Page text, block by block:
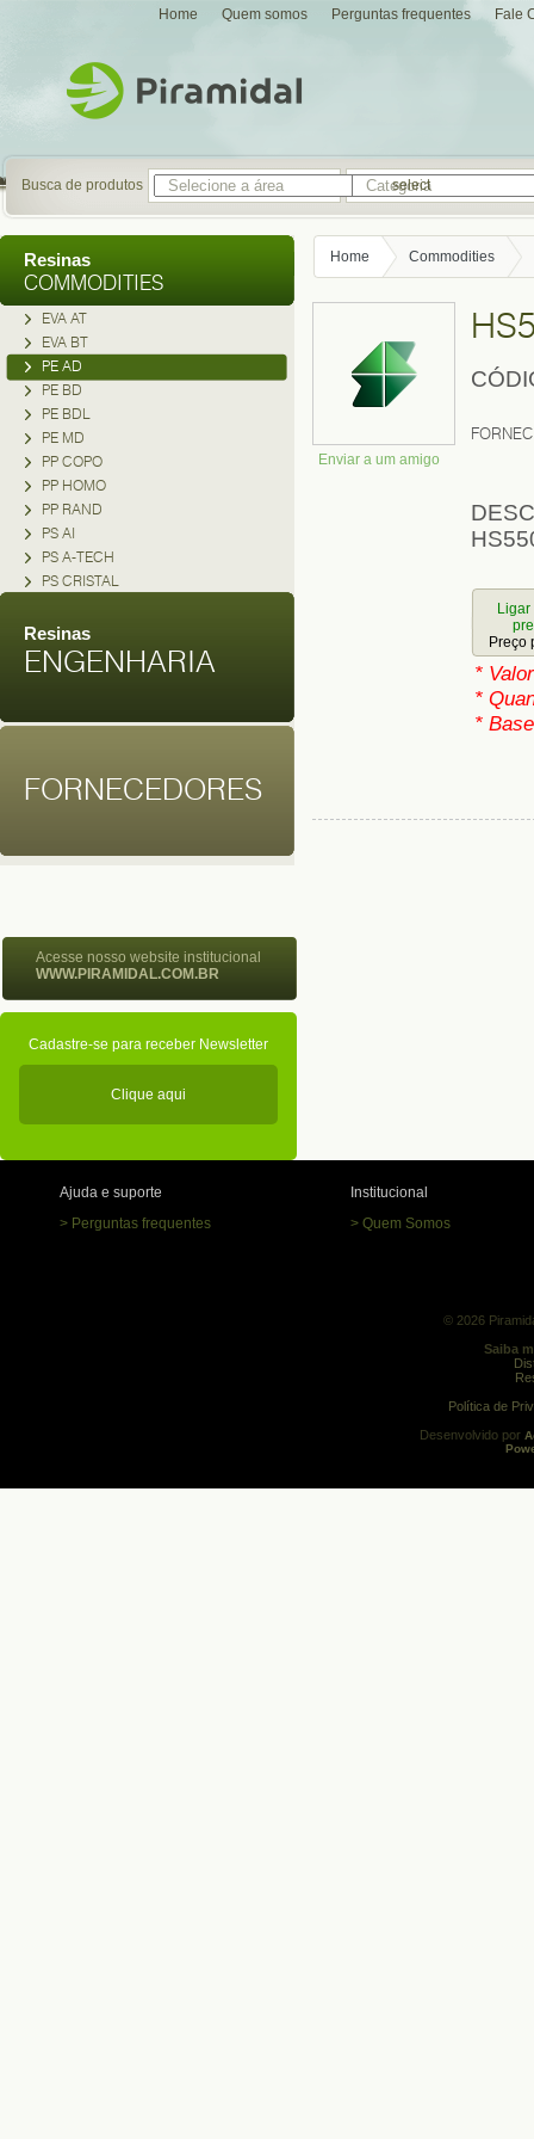
Home Quem somos Perguntas frequentes Fale
Busca de produtos select
Resinas
COMMODITIES
EVA AT
EVA BT
PE AD
PE BD
PE BDL
PE MD
PP COPO
PP HOMO
PP RAND
PS AI
PS A-TECH
PS CRISTAL
Resinas
ENGENHARIA
FORNECEDORES
Acesse nosso website institucional
WWW.PIRAMIDAL.COM.BR
Cadastre-se para receber Newsletter
Clique aqui
Home Commodities
Enviar a um amigo
Preço
*
*
*
Ajuda e suporte
> Perguntas frequentes
Institucional
> Quem Somos
© 2026
Saiba
Política de
Desenvolvido por